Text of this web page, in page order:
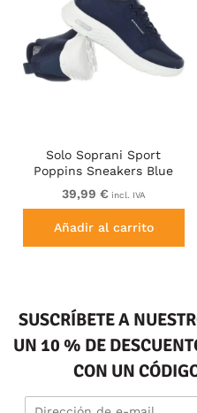
Solo Soprani Sport
Poppins Sneakers Blue
39,99 € incl. IVA
Añadir al carrito
SUSCRÍBETE A
UN 10 % DE
CON UN